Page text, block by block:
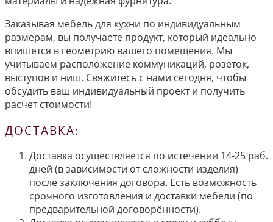
Заказывая мебель для кухни по индивидуальным
размерам, вы получаете продукт, который идеально
впишется в геометрию вашего помещения. Мы
учитываем расположение коммуникаций, розеток,
выступов и ниш. Свяжитесь с нами сегодня, чтобы
обсудить ваш индивидуальный проект и получить
расчет стоимости!
ДОСТАВКА:
Доставка осуществляется по истечении 14-25 раб.
дней (в зависимости от сложности изделия)
после заключения договора. Есть возможность
срочного изготовления и доставки мебели (по
предварительной договорённости).